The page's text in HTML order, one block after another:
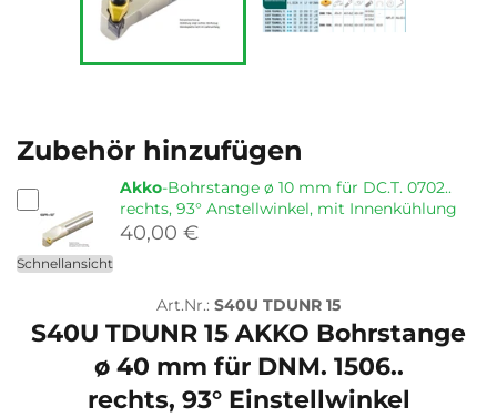
Zubehör hinzufügen
Schnellansicht
Akko-Bohrstange ø 10 mm für DC.T. 0702..
rechts, 93° Anstellwinkel, mit Innenkühlung
40,00 €
Art.Nr.: S40U TDUNR 15
S40U TDUNR 15 AKKO Bohrstange
ø 40 mm für DNM. 1506..
rechts, 93° Einstellwinkel